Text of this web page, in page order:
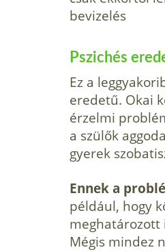
bevizelés
Pszichés
Ez a
eredetű. Okai
érzelmi
a szülők
gyerek
Ennek a
például, hogy
meghatározott
Mégis mindez